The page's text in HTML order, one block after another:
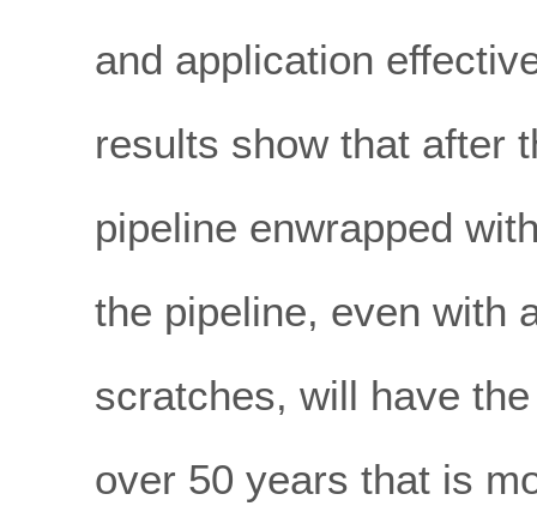
and application
results show that after
pipeline enwrapped
the pipeline, even with
scratches, will have
over 50 years that is